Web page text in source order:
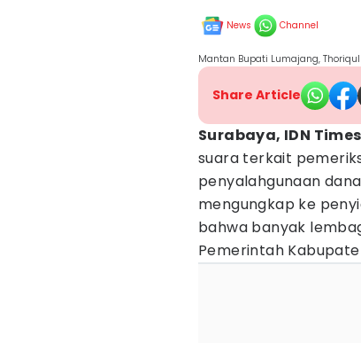
News Channel
Mantan Bupati Lumajang,
Share Article
Surabaya, IDN Times
suara terkait
penyalahgunaan
mengungkap ke
bahwa banyak
Pemerintah